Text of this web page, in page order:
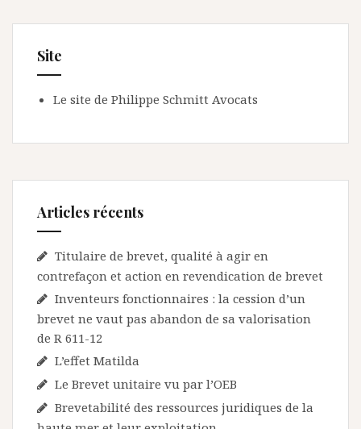
Site
Le site de Philippe Schmitt Avocats
Articles récents
Titulaire de brevet, qualité à agir en
contrefaçon et action en revendication de brevet
Inventeurs fonctionnaires : la cession d’un
brevet ne vaut pas abandon de sa valorisation
de R 611-12
L’effet Matilda
Le Brevet unitaire vu par l’OEB
Brevetabilité des ressources juridiques de la